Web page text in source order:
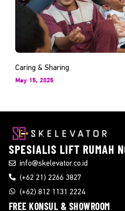
Caring & Sharing
May 15, 2025
SPESIALIS LIFT RUMAH
info@skelevator.co.id
(+62 21) 2266 3827
(+62) 812 1131 2224
FREE KONSUL & SHOWROOM